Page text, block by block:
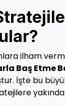
ilham
Baş Etme
İşte bu